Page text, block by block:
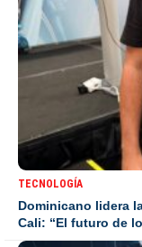
TECNOLOGÍA
Dominicano lidera
Cali: “El futuro de